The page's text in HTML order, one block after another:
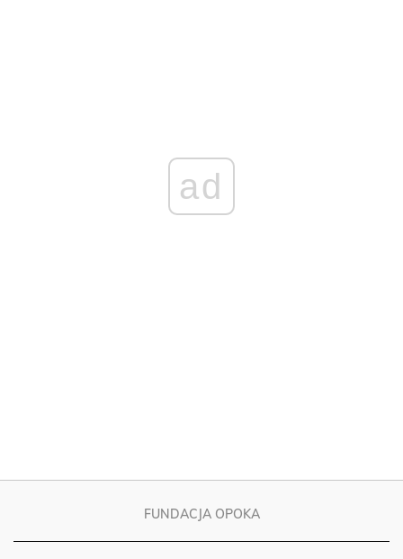
FUNDACJA OPOKA